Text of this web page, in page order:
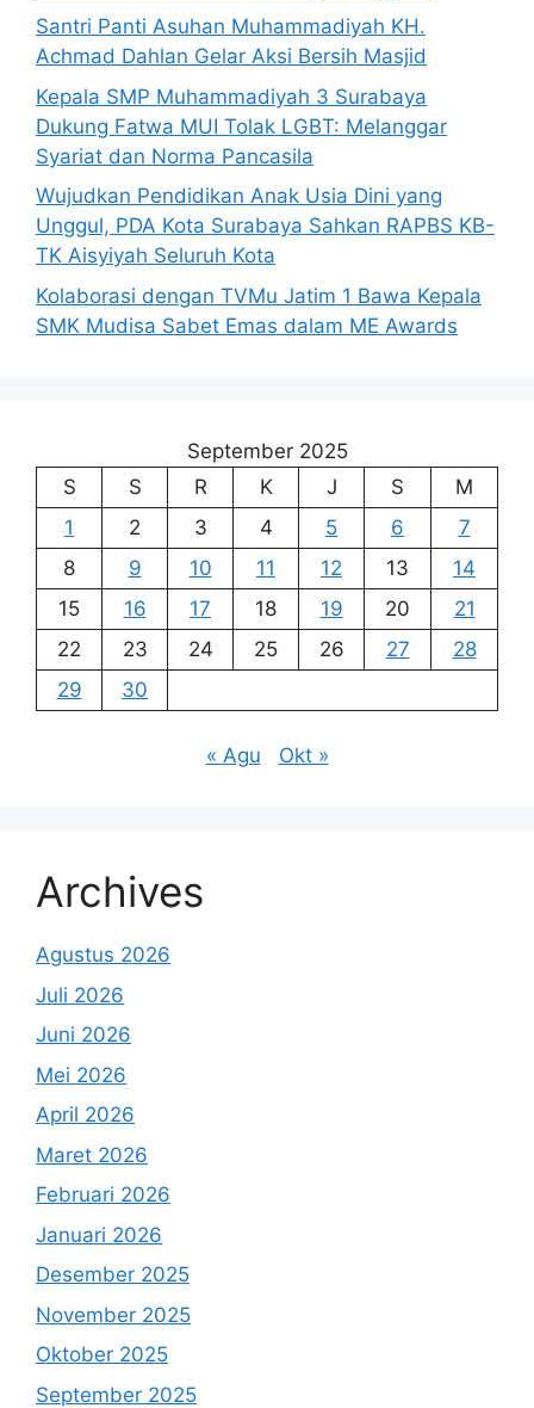
Santri Panti Asuhan Muhammadiyah KH.
Achmad Dahlan Gelar Aksi Bersih Masjid
Kepala SMP Muhammadiyah 3 Surabaya
Dukung Fatwa MUI Tolak LGBT: Melanggar
Syariat dan Norma Pancasila
Wujudkan Pendidikan Anak Usia Dini yang
Unggul, PDA Kota Surabaya Sahkan RAPBS KB-
TK Aisyiyah Seluruh Kota
Kolaborasi dengan TVMu Jatim 1 Bawa Kepala
SMK Mudisa Sabet Emas dalam ME Awards
September 2025
S
S R K J S
M
1
2 3 4 5 6
7
8
9 10 11 12 13
14
15
16 17 18 19 20
21
22
23 24 25 26 27
28
29
30
« Agu Okt »
Archives
Agustus 2026
Juli 2026
Juni 2026
Mei 2026
April 2026
Maret 2026
Februari 2026
Januari 2026
Desember 2025
November 2025
Oktober 2025
September 2025